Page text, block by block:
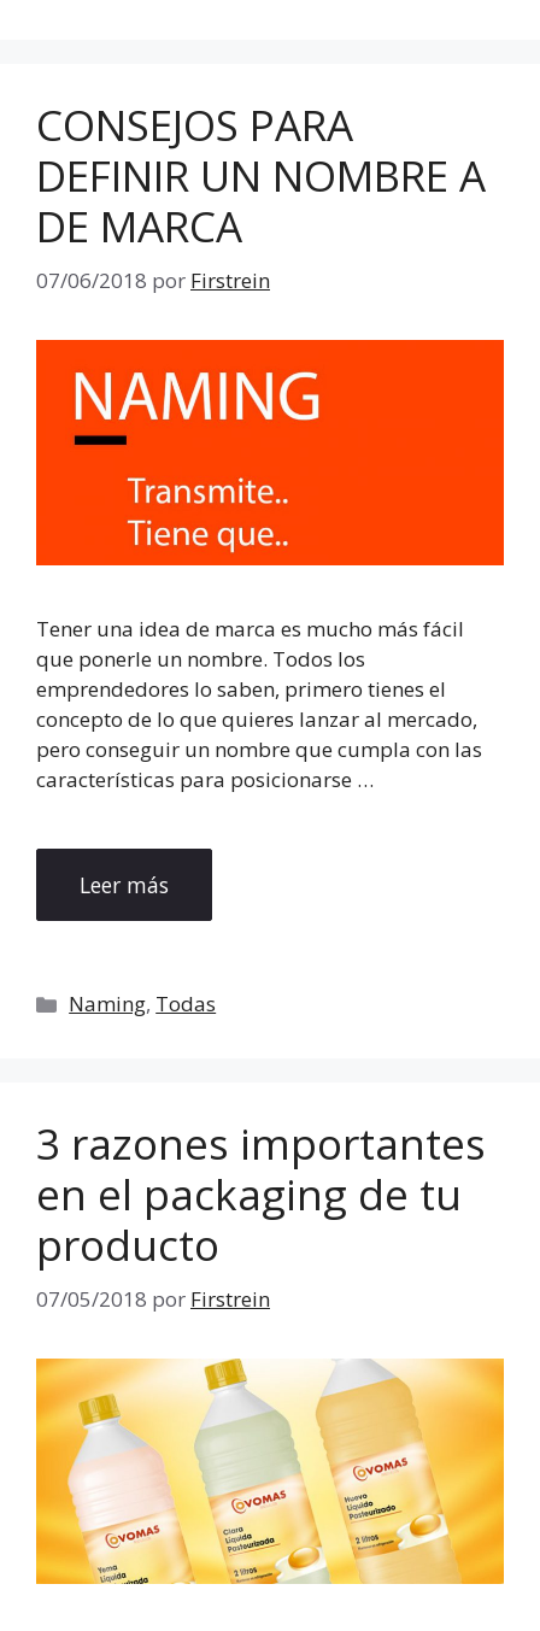
CONSEJOS PARA
DEFINIR UN NOMBRE A
DE MARCA
07/06/2018 por Firstrein
Tener una idea de marca es mucho más fácil
que ponerle un nombre. Todos los
emprendedores lo saben, primero tienes el
concepto de lo que quieres lanzar al mercado,
pero conseguir un nombre que cumpla con las
características para posicionarse …
Leer más
Categorías
Naming, Todas
3 razones importantes
en el packaging de tu
producto
07/05/2018 por Firstrein